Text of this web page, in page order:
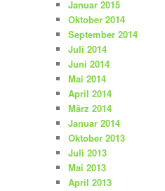
Januar 2015
Oktober 2014
September 2014
Juli 2014
Juni 2014
Mai 2014
April 2014
März 2014
Januar 2014
Oktober 2013
Juli 2013
Mai 2013
April 2013